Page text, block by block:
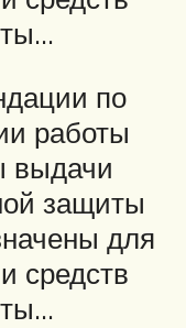
по
работы
выдачи
защиты
для
средств